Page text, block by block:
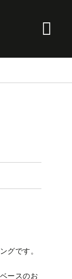
グです。
ースのお